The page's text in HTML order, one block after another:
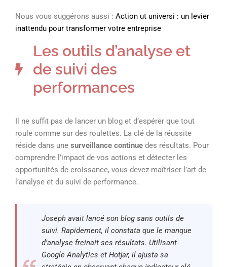
Nous vous suggérons aussi : Action ut universi : un levier
inattendu pour transformer votre entreprise
Les outils d’analyse et
de suivi des
performances
Il ne suffit pas de lancer un blog et d’espérer que tout
roule comme sur des roulettes. La clé de la réussite
réside dans une surveillance continue des résultats. Pour
comprendre l’impact de vos actions et détecter les
opportunités de croissance, vous devez maîtriser l’art de
l’analyse et du suivi de performance.
Joseph avait lancé son blog sans outils de
suivi. Rapidement, il constata que le manque
d’analyse freinait ses résultats. Utilisant
Google Analytics et Hotjar, il ajusta sa